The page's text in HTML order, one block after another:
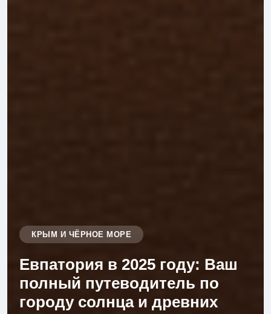
КРЫМ И ЧЁРНОЕ МОРЕ
Евпатория в 2025 году: Ваш
полный путеводитель по
городу солнца и древних